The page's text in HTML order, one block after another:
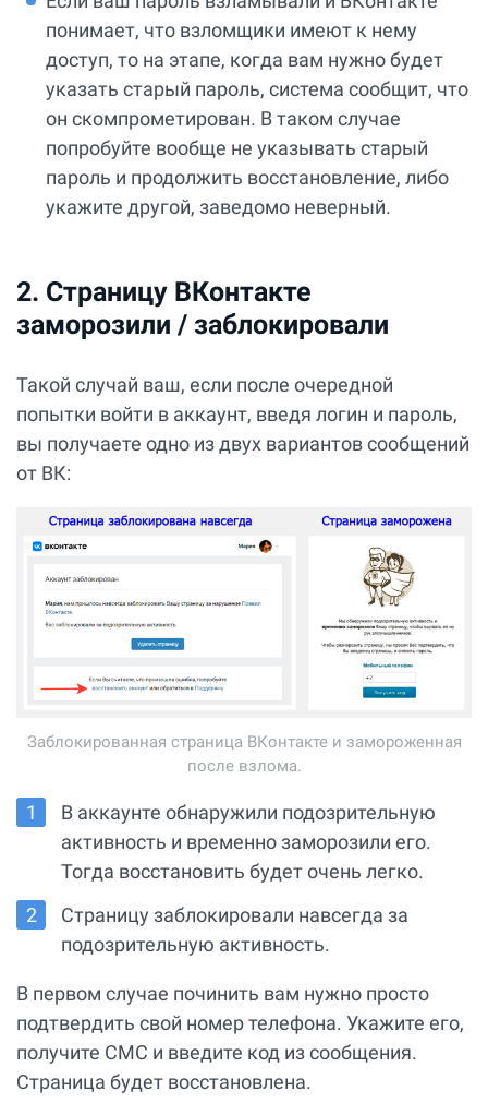
понимает, что взломщики имеют к нему
доступ, то на этапе, когда вам нужно будет
указать старый пароль, система сообщит, что
он скомпрометирован. В таком случае
попробуйте вообще не указывать старый
пароль и продолжить восстановление, либо
укажите другой, заведомо неверный.
2. Страницу ВКонтакте
заморозили / заблокировали
Такой случай ваш, если после очередной
попытки войти в аккаунт, введя логин и пароль,
вы получаете одно из двух вариантов сообщений
от ВК:
Заблокированная страница ВКонтакте и замороженная
после взлома.
В аккаунте обнаружили подозрительную
активность и временно заморозили его.
Тогда восстановить будет очень легко.
Страницу заблокировали навсегда за
подозрительную активность.
В первом случае починить вам нужно просто
подтвердить свой номер телефона. Укажите его,
получите СМС и введите код из сообщения.
Страница будет восстановлена.